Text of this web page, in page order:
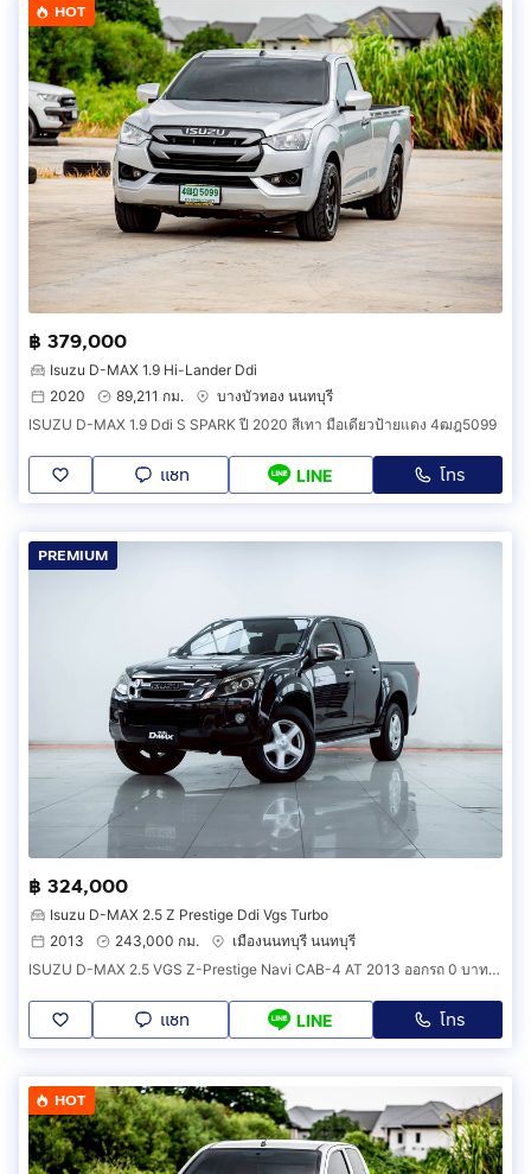
HOT
฿ 379,000
Isuzu D-MAX 1.9 Hi-Lander Ddi
2020
89,211 กม.
บางบัวทอง นนทบุรี
ISUZU D-MAX 1.9 Ddi S SPARK ปี 2020 สีเทา มือเดียวป้ายแดง 4ฒฎ5099
แชท LINE โทร
PREMIUM
฿ 324,000
Isuzu D-MAX 2.5 Z Prestige Ddi Vgs Turbo
2013
243,000 กม.
เมืองนนทบุรี นนทบุรี
ISUZU D-MAX 2.5 VGS Z-Prestige Navi CAB-4 AT 2013 ออกรถ 0 บาท รหัสรถ 2B468
แชท LINE โทร
HOT